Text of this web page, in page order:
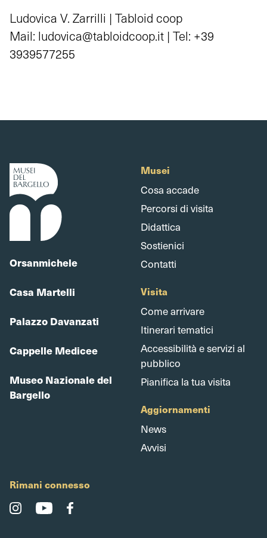
Ludovica V. Zarrilli | Tabloid coop
Mail: ludovica@tabloidcoop.it | Tel: +39
3939577255
Orsanmichele
Casa Martelli
Palazzo Davanzati
Cappelle Medicee
Museo Nazionale del
Bargello
Musei
Cosa accade
Percorsi di visita
Didattica
Sostienici
Contatti
Visita
Come arrivare
Itinerari tematici
Accessibilità e servizi al
pubblico
Pianifica la tua visita
Aggiornamenti
News
Avvisi
Rimani connesso